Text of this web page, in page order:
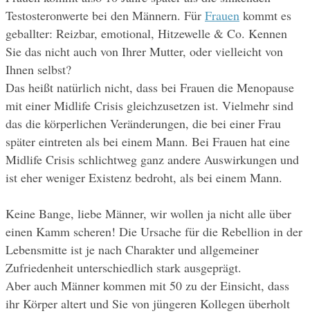
Testosteronwerte bei den Männern. Für Frauen kommt es
geballter: Reizbar, emotional, Hitzewelle & Co. Kennen
Sie das nicht auch von Ihrer Mutter, oder vielleicht von
Ihnen selbst?
Das heißt natürlich nicht, dass bei Frauen die Menopause
mit einer Midlife Crisis gleichzusetzen ist. Vielmehr sind
das die körperlichen Veränderungen, die bei einer Frau
später eintreten als bei einem Mann. Bei Frauen hat eine
Midlife Crisis schlichtweg ganz andere Auswirkungen und
ist eher weniger Existenz bedroht, als bei einem Mann.
Keine Bange, liebe Männer, wir wollen ja nicht alle über
einen Kamm scheren! Die Ursache für die Rebellion in der
Lebensmitte ist je nach Charakter und allgemeiner
Zufriedenheit unterschiedlich stark ausgeprägt.
Aber auch Männer kommen mit 50 zu der Einsicht, dass
ihr Körper altert und Sie von jüngeren Kollegen überholt